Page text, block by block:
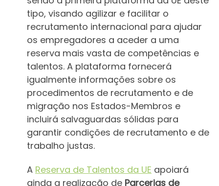
tipo, visando agilizar e facilitar o
recrutamento internacional para ajudar
os empregadores a aceder a uma
reserva mais vasta de competências e
talentos. A plataforma fornecerá
igualmente informações sobre os
procedimentos de recrutamento e de
migração nos Estados-Membros e
incluirá salvaguardas sólidas para
garantir condições de recrutamento e de
trabalho justas.
A Reserva de Talentos da UE apoiará
ainda a realização de Parcerias de